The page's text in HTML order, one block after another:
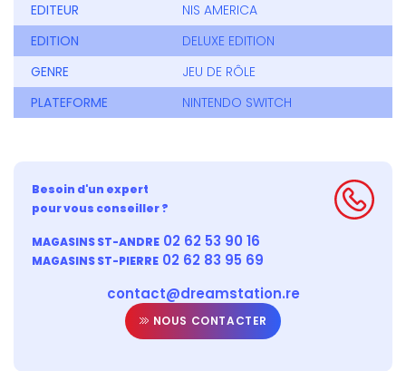
EDITEUR
NIS AMERICA
EDITION
DELUXE EDITION
GENRE
JEU DE RÔLE
PLATEFORME
NINTENDO SWITCH
Besoin d'un expert
pour vous conseiller ?
MAGASINS ST-ANDRE 02 62 53 90 16
MAGASINS ST-PIERRE 02 62 83 95 69
contact@dreamstation.re
NOUS CONTACTER